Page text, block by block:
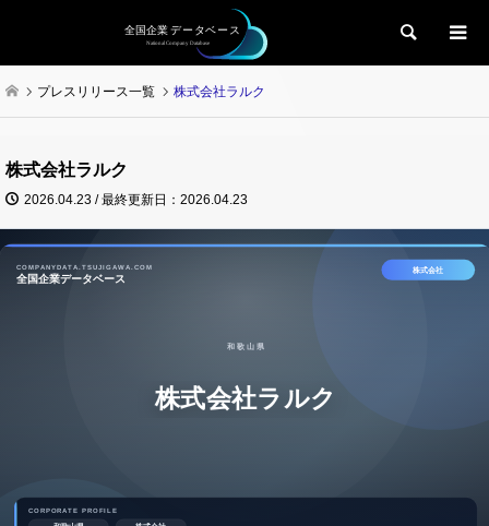
検索
プレスリリース一覧 株式会社ラルク
株式会社ラルク
2026.04.23 / 最終更新日：2026.04.23